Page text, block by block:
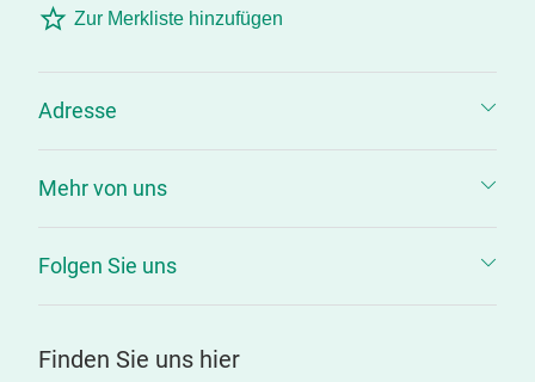
Zur Merkliste hinzufügen
Adresse
Mehr von uns
Folgen Sie uns
Finden Sie uns hier